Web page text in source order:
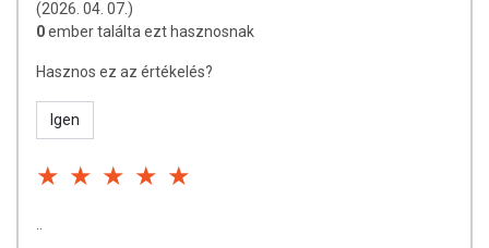
(2026. 04. 07.)
0ember találta ezt hasznosnak
Hasznos ez az értékelés?
Igen